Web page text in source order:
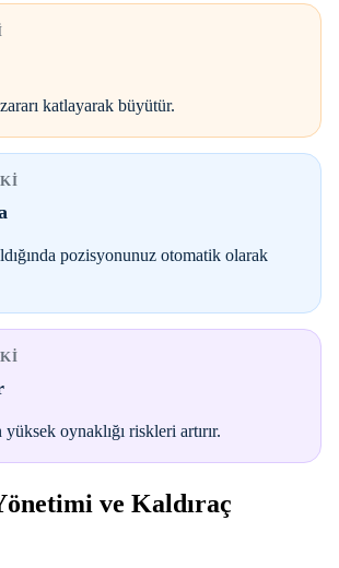
katlayarak büyütür.
pozisyonunuz otomatik olarak
oynaklığı riskleri artırır.
ve Kaldıraç